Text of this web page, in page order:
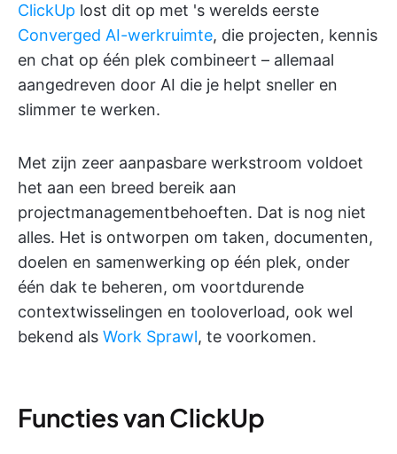
ClickUp lost dit op met 's werelds eerste
Converged AI-werkruimte, die projecten, kennis
en chat op één plek combineert – allemaal
aangedreven door AI die je helpt sneller en
slimmer te werken.
Met zijn zeer aanpasbare werkstroom voldoet
het aan een breed bereik aan
projectmanagementbehoeften. Dat is nog niet
alles. Het is ontworpen om taken, documenten,
doelen en samenwerking op één plek, onder
één dak te beheren, om voortdurende
contextwisselingen en tooloverload, ook wel
bekend als Work Sprawl, te voorkomen.
Functies van ClickUp